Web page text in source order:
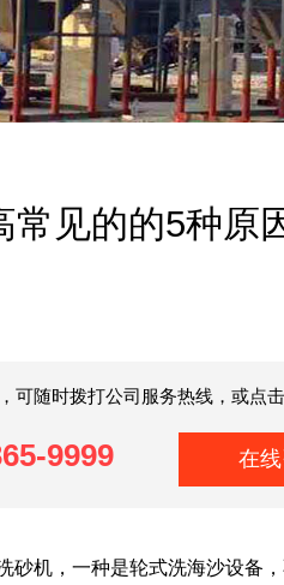
见的的5种原
可随时拨打公司服务热线，或点
9999 在
机，一种是轮式洗海沙设备